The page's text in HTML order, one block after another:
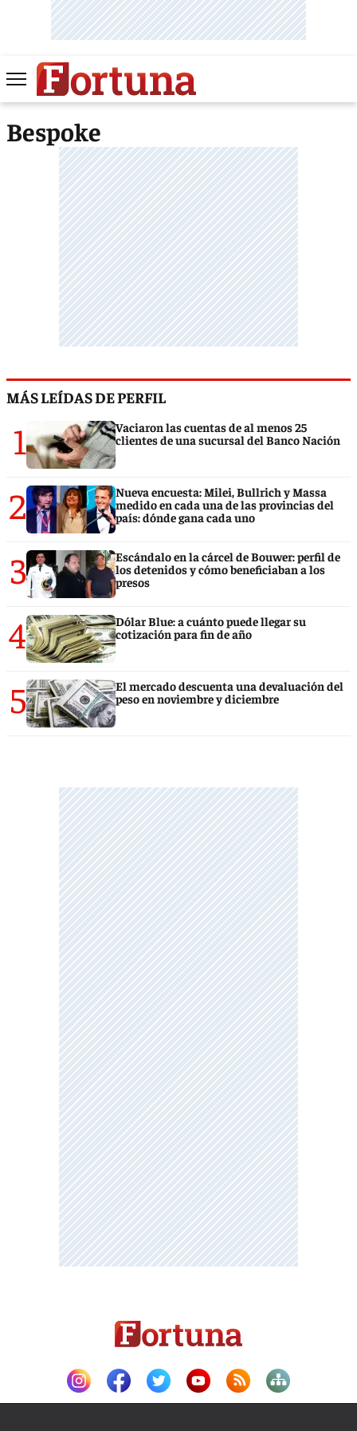
Bespoke
MÁS LEÍDAS DE PERFIL
1
Vaciaron las cuentas de al menos 25
clientes de una sucursal del Banco Nación
2
Nueva encuesta: Milei, Bullrich y Massa
medido en cada una de las provincias del
país: dónde gana cada uno
3
Escándalo en la cárcel de Bouwer: perfil de
los detenidos y cómo beneficiaban a los
presos
4
Dólar Blue: a cuánto puede llegar su
cotización para fin de año
5
El mercado descuenta una devaluación del
peso en noviembre y diciembre